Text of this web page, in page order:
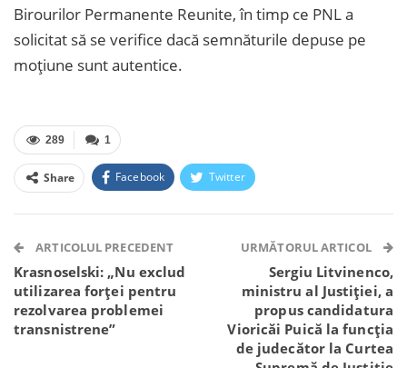
Birourilor Permanente Reunite, în timp ce PNL a
solicitat să se verifice dacă semnăturile depuse pe
moțiune sunt autentice.
1
289
Share Facebook Twitter
Telegram WhatsApp Viber
ARTICOLUL PRECEDENT
Krasnoselski: „Nu exclud
utilizarea forței pentru
rezolvarea problemei
transnistrene”
URMĂTORUL ARTICOL
Sergiu Litvinenco,
ministru al Justiției, a
propus candidatura
Vioricăi Puică la funcția
de judecător la Curtea